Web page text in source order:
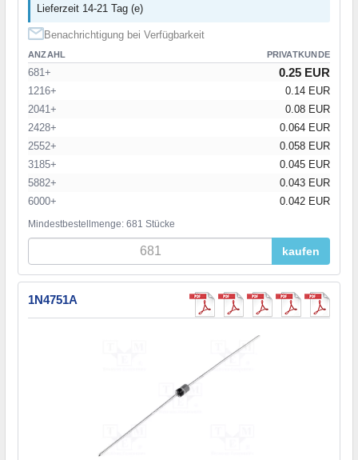
Lieferzeit 14-21 Tag (e)
Benachrichtigung bei Verfügbarkeit
ANZAHL PRIVATKUNDE
681+ 0.25 EUR
1216+
0.14 EUR
2041+
0.08 EUR
2428+
0.064 EUR
2552+
0.058 EUR
3185+
0.045 EUR
5882+
0.043 EUR
6000+
0.042 EUR
Mindestbestellmenge: 681 Stücke
kaufen
1N4751A